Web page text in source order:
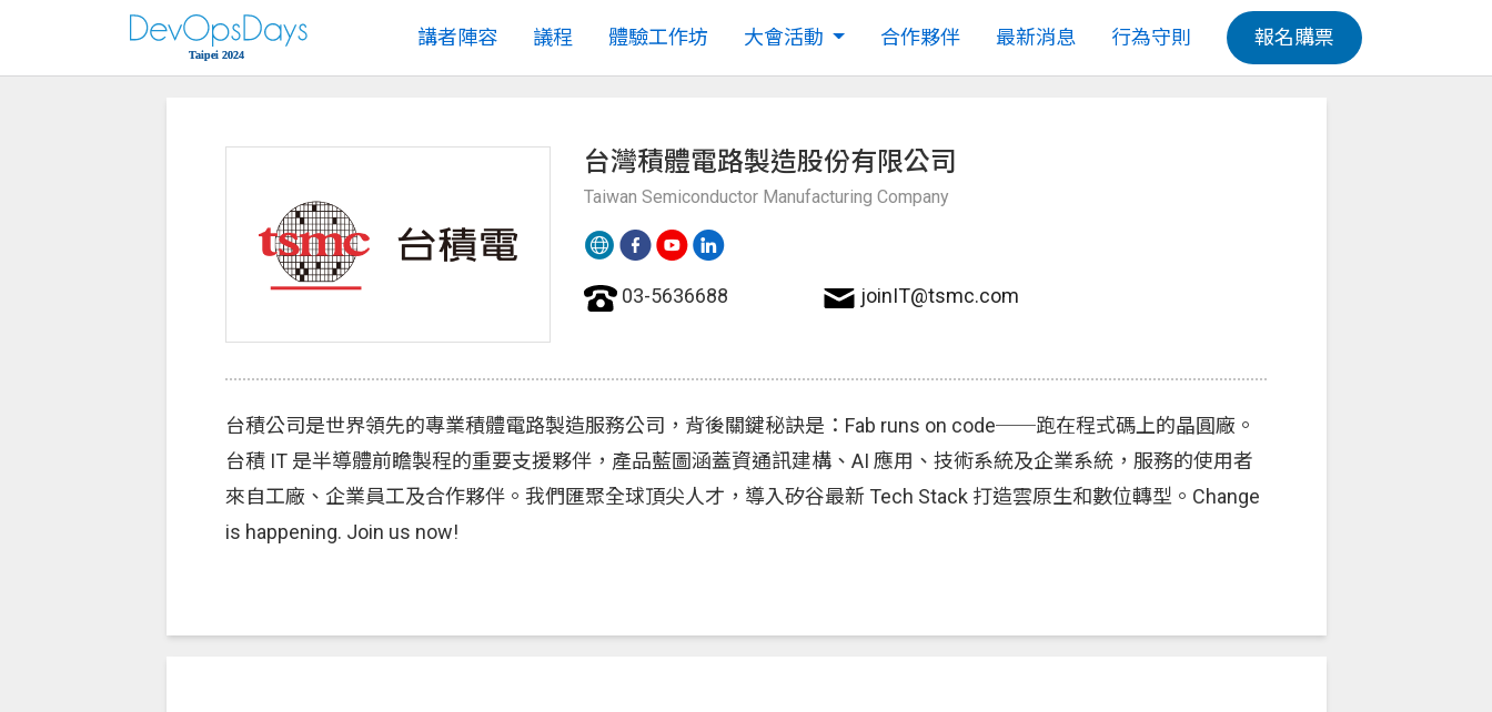
講者陣容 議程 體驗工作坊 大會活動 合作夥伴 最新消息 行為守則 報名購票
台灣積體電路製造股份有限公司
Taiwan Semiconductor Manufacturing Company
03-5636688 joinIT@tsmc.com
台積公司是世界領先的專業積體電路製造服務公司，背後關鍵秘訣是：Fab runs on code──跑在程式碼上的晶圓廠。
台積 IT 是半導體前瞻製程的重要支援夥伴，產品藍圖涵蓋資通訊建構、AI 應用、技術系統及企業系統，服務的使用者
來自工廠、企業員工及合作夥伴。我們匯聚全球頂尖人才，導入矽谷最新 Tech Stack 打造雲原生和數位轉型。Change
is happening. Join us now!